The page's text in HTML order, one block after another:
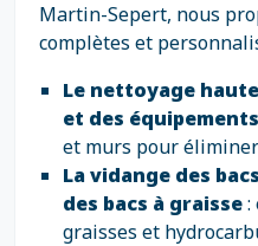
Martin-Sepert, nous
complètes et
Le nettoyage
et des équipements
et murs pour
La vidange des
des bacs à graisse:
graisses et